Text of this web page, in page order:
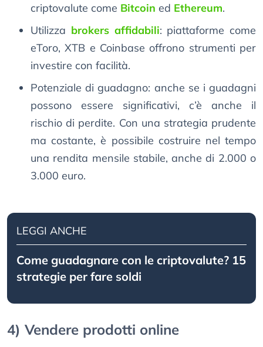
criptovalute come Bitcoin ed Ethereum.
Utilizza brokers affidabili: piattaforme come
eToro, XTB e Coinbase offrono strumenti per
investire con facilità.
Potenziale di guadagno: anche se i guadagni
possono essere significativi, c’è anche il
rischio di perdite. Con una strategia prudente
ma costante, è possibile costruire nel tempo
una rendita mensile stabile, anche di 2.000 o
3.000 euro.
LEGGI ANCHE
Come guadagnare con le criptovalute? 15
strategie per fare soldi
4) Vendere prodotti online